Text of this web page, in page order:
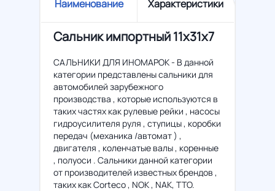
Наименование Характеристики
Сальник импортный 11x31x7
САЛЬНИКИ ДЛЯ ИНОМАРОК - В данной
категории представлены сальники для
автомобилей зарубежного
производства , которые используются в
таких частях как рулевые рейки , насосы
гидроусилителя руля , ступицы , коробки
передач (механика /автомат ) ,
двигателя , коленчатые валы , коренные
, полуоси . Сальники данной категории
от производителей известных брендов ,
таких как Corteco , NOK , NAK, TTO.